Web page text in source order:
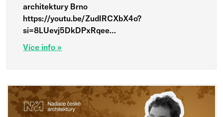
architektury Brno
https://youtu.be/ZudIRCXbX4o?
si=8LUevj5DkDPxRqee…
Více info »